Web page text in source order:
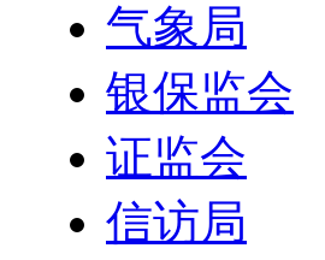
气象局
银保监会
证监会
信访局